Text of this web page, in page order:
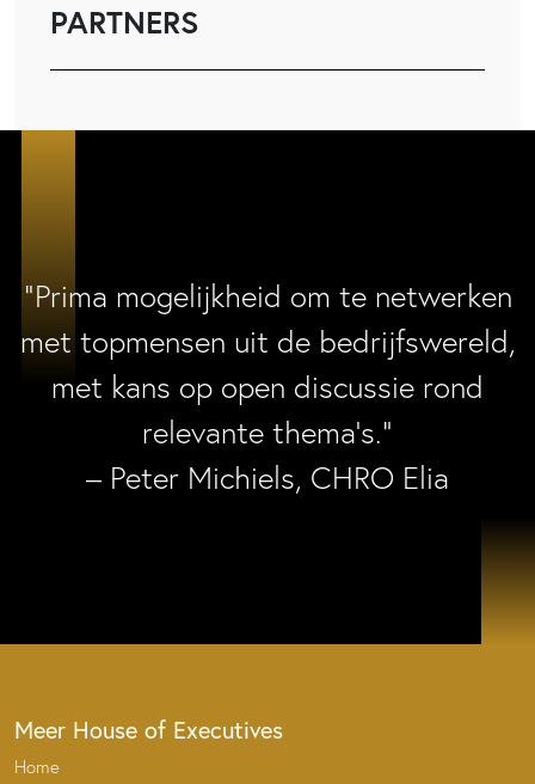
PARTNERS
“Prima mogelijkheid om te netwerken
met topmensen uit de bedrijfswereld,
met kans op open discussie rond
relevante thema’s.”
– Peter Michiels, CHRO Elia
Meer House of Executives
Home